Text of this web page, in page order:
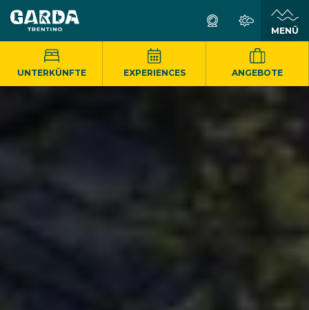
MENÜ
UNTERKÜNFTE EXPERIENCES ANGEBOTE